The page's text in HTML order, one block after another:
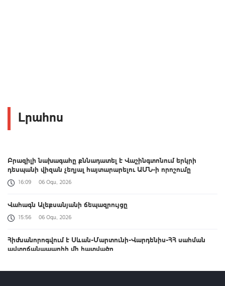
Լրահոս
Բրազիլի նախագահը քննադատել է Վաշինգտոնում երկրի
դեսպանի վիզան չեղյալ հայտարարելու ԱՄՆ-ի որոշումը
16:09 06 Օգս, 2026
Վահագն Ալեքսանյանի ճեպազրույցը
15:56 06 Օգս, 2026
Հիմնանորոգվում է Սևան-Մարտունի-Վարդենիս-ՀՀ սահման
ավտոճանապարհի մի հատվածը